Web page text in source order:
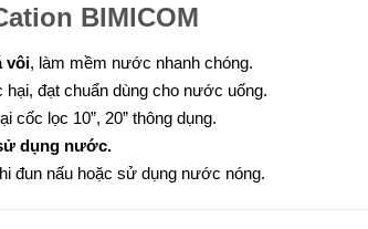
BIMICOM
vôi, làm mềm nước nhanh chóng.
hại, đạt chuẩn dùng cho nước uống.
cốc lọc 10”, 20” thông dụng.
dụng nước.
đun nấu hoặc sử dụng nước nóng.